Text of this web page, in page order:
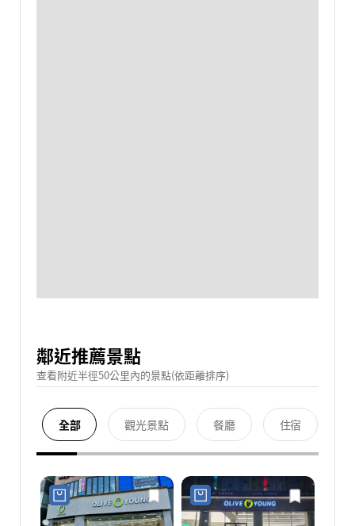
鄰近推薦景點
查看附近半徑50公里內的景點(依距離排序)
全部 觀光景點 餐廳 住宿